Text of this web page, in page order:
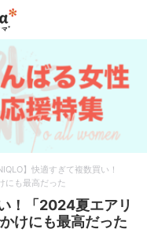
】快適すぎて複数買い！
にも最高だった
！「2024夏エアリ
けにも最高だった